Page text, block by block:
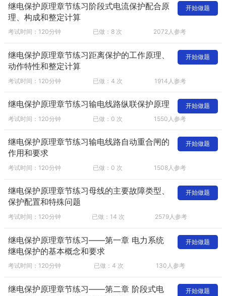
继电保护原理章节练习阶段式电流保护配合原
理、构成和整定计算
考试时间：120分钟 已做：8 次 2072人参考
开始做题
继电保护原理章节练习距离保护的工作原理、
动作特性和整定计算
考试时间：120分钟 已做：4 次 1914人参考
开始做题
继电保护原理章节练习输电线路纵联保护原理
考试时间：120分钟 已做：0 次 1550人参考
开始做题
继电保护原理章节练习输电线路自动重合闸的
作用和要求
考试时间：120分钟 已做：0 次 1508人参考
开始做题
继电保护原理章节练习母线的主要故障类型、
保护配置和特殊问题
考试时间：120分钟 已做：14 次 2579人参考
开始做题
继电保护原理章节练习——第一章 电力系统
继电保护的基本概念和要求
考试时间：120分钟 已做：4 次 130人参考
开始做题
继电保护原理章节练习——第二章 阶段式电
开始做题